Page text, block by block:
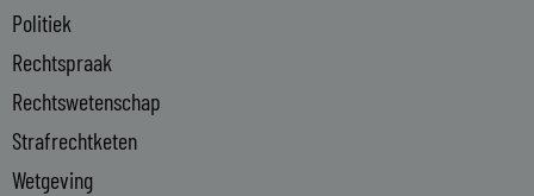
Politiek
Rechtspraak
Rechtswetenschap
Strafrechtketen
Wetgeving